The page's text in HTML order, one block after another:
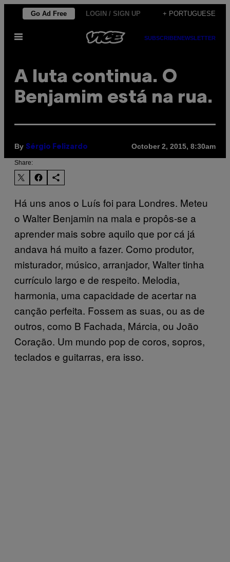
Skip
content
Go Ad Free LOGIN / SIGN UP + PORTUGUESE
Open
SUBSCRIBENEWSLETTER
A luta continua. O
Benjamim está na rua.
By Sérgio Felizardo October 2, 2015, 8:30am
Share:
Há uns anos o Luís foi para Londres. Meteu
o Walter Benjamin na mala e propôs-se a
aprender mais sobre aquilo que por cá já
andava há muito a fazer. Como produtor,
misturador, músico, arranjador, Walter tinha
currículo largo e de respeito. Melodia,
harmonia, uma capacidade de acertar na
canção perfeita. Fossem as suas, ou as de
outros, como B Fachada, Márcia, ou João
Coração. Um mundo pop de coros, sopros,
teclados e guitarras, era isso.